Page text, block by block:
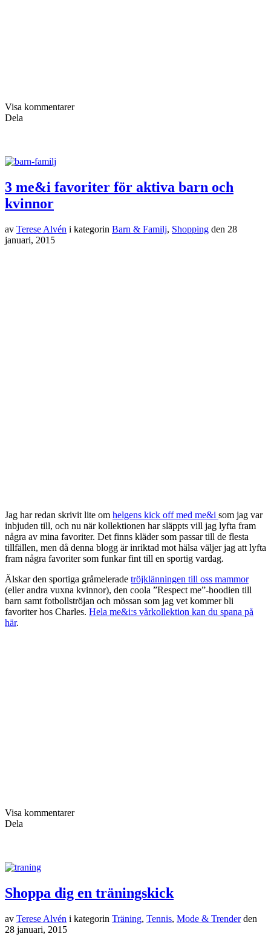
Visa kommentarer
Dela
3 me&i favoriter för aktiva barn och
kvinnor
av Terese Alvén i kategorin Barn & Familj, Shopping den 28
januari, 2015
Jag har redan skrivit lite om helgens kick off med me&i som jag var
inbjuden till, och nu när kollektionen har släppts vill jag lyfta fram
några av mina favoriter. Det finns kläder som passar till de flesta
tillfällen, men då denna blogg är inriktad mot hälsa väljer jag att lyfta
fram några favoriter som funkar fint till en sportig vardag.
Älskar den sportiga gråmelerade tröjklänningen till oss mammor
(eller andra vuxna kvinnor), den coola ”Respect me”-hoodien till
barn samt fotbollströjan och mössan som jag vet kommer bli
favoriter hos Charles. Hela me&i:s vårkollektion kan du spana på
här.
Visa kommentarer
Dela
Shoppa dig en träningskick
av Terese Alvén i kategorin Träning, Tennis, Mode & Trenderden
28 januari, 2015